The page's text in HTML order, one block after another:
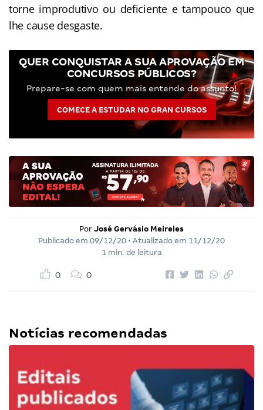
torne improdutivo ou deficiente e tampouco que
lhe cause desgaste.
QUER CONQUISTAR A SUA APROVAÇÃO EM
CONCURSOS PÚBLICOS?
Prepare-se com quem mais entende do assunto!
COMECE A ESTUDAR NO GRAN CURSOS
Por José Gervásio Meireles
Publicado em 09/12/20 • Atualizado em 11/12/20
1 min. de leitura
0 0
Notícias recomendadas